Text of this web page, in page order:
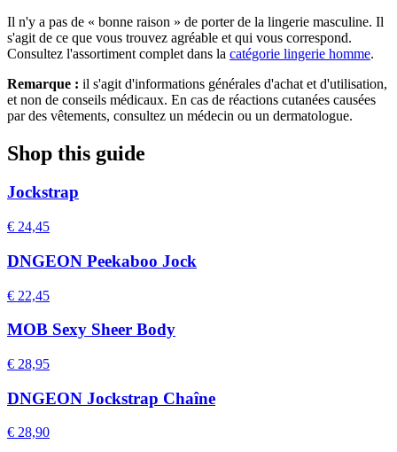
Il n'y a pas de « bonne raison » de porter de la lingerie masculine. Il
s'agit de ce que vous trouvez agréable et qui vous correspond.
Consultez l'assortiment complet dans la catégorie lingerie homme.
Remarque : il s'agit d'informations générales d'achat et d'utilisation,
et non de conseils médicaux. En cas de réactions cutanées causées
par des vêtements, consultez un médecin ou un dermatologue.
Shop this guide
Jockstrap
€ 24,45
DNGEON Peekaboo Jock
€ 22,45
MOB Sexy Sheer Body
€ 28,95
DNGEON Jockstrap Chaîne
€ 28,90